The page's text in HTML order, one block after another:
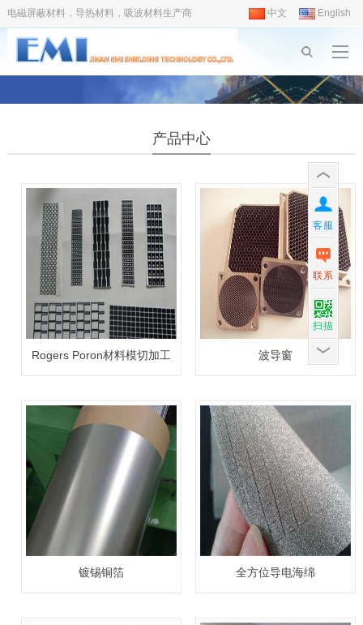
电磁屏蔽材料，导热材料，吸波材料生产商 中文 English
产品中心
Rogers Poron材料模切加工 波导窗
镀锡铜箔 全方位导电海绵
客服
联系
扫描